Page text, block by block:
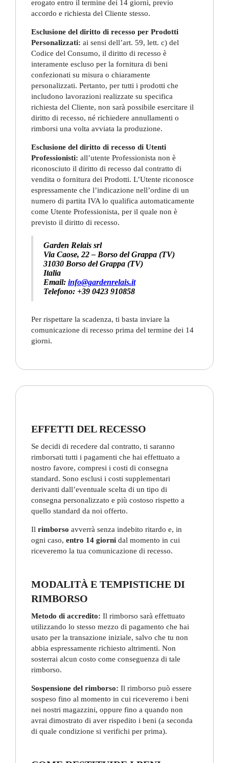
erogato entro il termine dei 14 giorni, previo
accordo e richiesta del Cliente stesso.
Esclusione del diritto di recesso per Prodotti
Personalizzati: ai sensi dell’art. 59, lett. c) del
Codice del Consumo, il diritto di recesso è
interamente escluso per la fornitura di beni
confezionati su misura o chiaramente
personalizzati. Pertanto, per tutti i prodotti che
includono lavorazioni realizzate su specifica
richiesta del Cliente, non sarà possibile esercitare il
diritto di recesso, né richiedere annullamenti o
rimborsi una volta avviata la produzione.
Esclusione del diritto di recesso di Utenti
Professionisti: all’utente Professionista non è
riconosciuto il diritto di recesso dal contratto di
vendita o fornitura dei Prodotti. L’Utente riconosce
espressamente che l’indicazione nell’ordine di un
numero di partita IVA lo qualifica automaticamente
come Utente Professionista, per il quale non è
previsto il diritto di recesso.
Garden Relais srl
Via Caose, 22 – Borso del Grappa (TV)
31030 Borso del Grappa (TV)
Italia
Email: info@gardenrelais.it
Telefono: +39 0423 910858
Per rispettare la scadenza, ti basta inviare la
comunicazione di recesso prima del termine dei 14
giorni.
EFFETTI DEL RECESSO
Se decidi di recedere dal contratto, ti saranno
rimborsati tutti i pagamenti che hai effettuato a
nostro favore, compresi i costi di consegna
standard. Sono esclusi i costi supplementari
derivanti dall’eventuale scelta di un tipo di
consegna personalizzato e più costoso rispetto a
quello standard da noi offerto.
Il rimborso avverrà senza indebito ritardo e, in
ogni caso, entro 14 giornidal momento in cui
riceveremo la tua comunicazione di recesso.
MODALITÀ E TEMPISTICHE DI
RIMBORSO
Metodo di accredito: Il rimborso sarà effettuato
utilizzando lo stesso mezzo di pagamento che hai
usato per la transazione iniziale, salvo che tu non
abbia espressamente richiesto altrimenti. Non
sosterrai alcun costo come conseguenza di tale
rimborso.
Sospensione del rimborso: Il rimborso può essere
sospeso fino al momento in cui riceveremo i beni
nei nostri magazzini, oppure fino a quando non
avrai dimostrato di aver rispedito i beni (a seconda
di quale condizione si verifichi per prima).